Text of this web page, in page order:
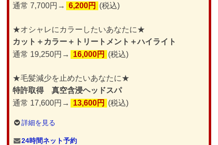
通常 7,700円→ 6,200円 (税込)
★オシャレにカラーしたいあなたに★
カット＋カラー＋トリートメント＋ハイライト
通常 19,250円→
16,000円 (税込)
★毛髪減少を止めたいあなたに★
特許取得 真空含浸ヘッドスパ
通常 17,600円→
13,600円 (税込)
詳細を見る
24時間ネット予約